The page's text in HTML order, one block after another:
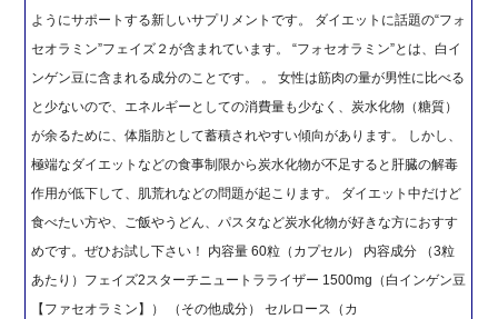
ようにサポートする新しいサプリメントです。 ダイエットに話題の“フォ
セオラミン”フェイズ２が含まれています。 “フォセオラミン”とは、白イ
ンゲン豆に含まれる成分のことです。 。 女性は筋肉の量が男性に比べる
と少ないので、エネルギーとしての消費量も少なく、炭水化物（糖質）
が余るために、体脂肪として蓄積されやすい傾向があります。 しかし、
極端なダイエットなどの食事制限から炭水化物が不足すると肝臓の解毒
作用が低下して、肌荒れなどの問題が起こります。 ダイエット中だけど
食べたい方や、ご飯やうどん、パスタなど炭水化物が好きな方におすす
めです。ぜひお試し下さい！ 内容量 60粒（カプセル） 内容成分 （3粒
あたり）フェイズ2スターチニュートラライザー 1500mg（白インゲン豆
【ファセオラミン】） （その他成分） セルロース（カ